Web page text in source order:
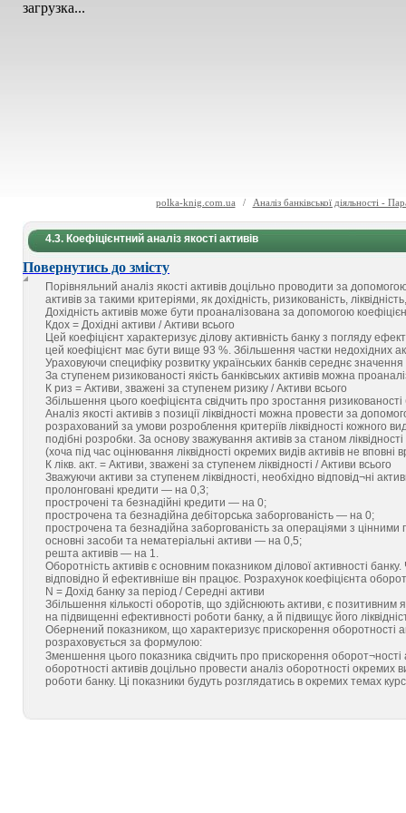
загрузка...
polka-knig.com.ua / Аналіз банківської діяльності -
4.3. Коефіцієнтний аналіз якості активів
Повернутись до змісту
Порівняльний аналіз якості активів доцільно проводити за
активів за такими критеріями, як дохідність, ризикованість,
Дохідність активів може бути проаналізована за допомогою
Кдох = Дохідні активи / Активи всього
Цей коефіцієнт характеризує ділову активність банку з погляду
цей коефіцієнт має бути вище 93 %. Збільшення частки недохідних
Ураховуючи специфіку розвитку українських банків середнє
За ступенем ризикованості якість банківських активів можна
К риз = Активи, зважені за ступенем ризику / Активи всього
Збільшення цього коефіцієнта свідчить про зростання ризикованості
Аналіз якості активів з позиції ліквідності можна провести за
розрахований за умови розроблення критеріїв ліквідності кожного
подібні розробки. За основу зважування активів за станом
(хоча під час оцінювання ліквідності окремих видів активів не вповні
К лікв. акт. = Активи, зважені за ступенем ліквідності / Активи всього
Зважуючи активи за ступенем ліквідності, необхідно відповід¬ні
пролонговані кредити — на 0,3;
прострочені та безнадійні кредити — на 0;
прострочена та безнадійна дебіторська заборгованість — на 0;
прострочена та безнадійна заборгованість за операціями з
основні засоби та нематеріальні активи — на 0,5;
решта активів — на 1.
Оборотність активів є основним показником ділової активності
відповідно й ефективніше він працює. Розрахунок коефіцієнта
N = Дохід банку за період / Середні активи
Збільшення кількості оборотів, що здійснюють активи, є
на підвищенні ефективності роботи банку, а й підвищує його
Обернений показником, що характеризує прискорення оборотності
розраховується за формулою:
Зменшення цього показника свідчить про прискорення
оборотності активів доцільно провести аналіз оборотності окремих
роботи банку. Ці показники будуть розглядатись в окремих темах